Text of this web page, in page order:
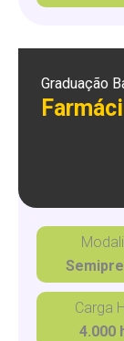
Graduação
Carga
4.000